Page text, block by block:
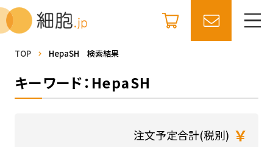
TOP HepaSH 検索結果
キーワード：HepaSH
注文予定合計(税別) ￥